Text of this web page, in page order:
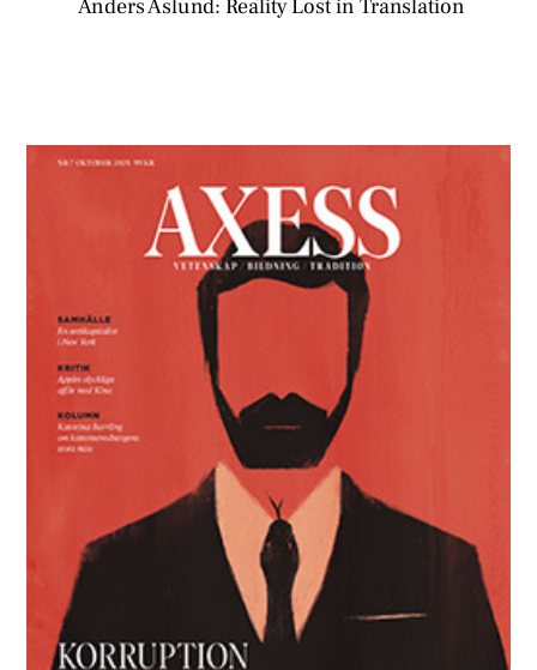
Anders Åslund: Reality Lost in Translation